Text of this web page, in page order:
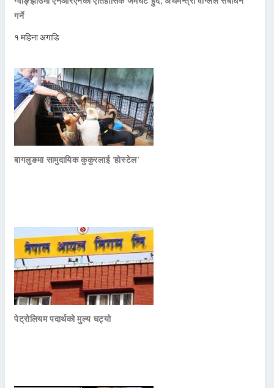
गर्ने
१ महिना अगाडि
बागलुङमा सामुदायिक कुकुरलाई ‘होस्टेल’
पेट्रोलियम पदार्थको मुल्य घट्यो